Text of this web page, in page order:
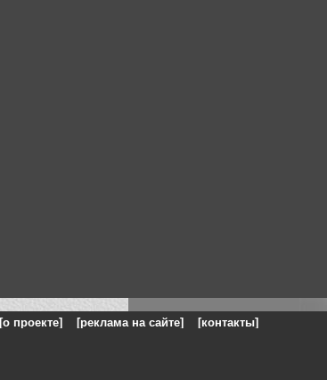
[о проекте] [реклама на сайте] [контакты]